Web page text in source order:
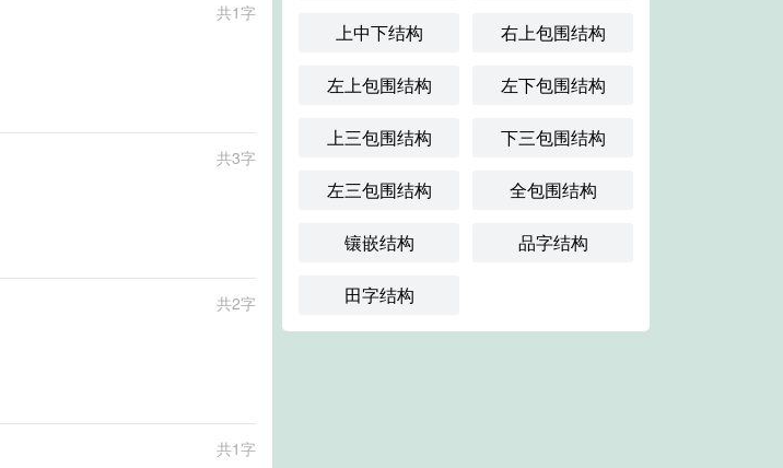
共1字
共3字
共2字
共1字
上中下结构 右上包围结构
左上包围结构 左下包围结构
上三包围结构 下三包围结构
左三包围结构 全包围结构
镶嵌结构 品字结构
田字结构